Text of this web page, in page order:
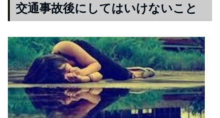
交通事故後にしてはいけないこと